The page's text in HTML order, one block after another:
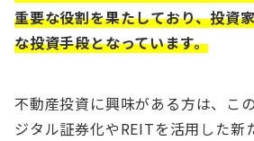
重要な役割を果たしており、投資
な投資手段となっています。
不動産投資に興味がある方は、こ
ジタル証券化やREITを活用した新